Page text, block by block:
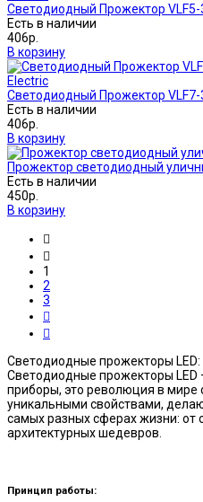
Светодиодный Прожектор
Есть в наличии
406р.
В корзину
Светодиодный Прожектор
Есть в наличии
406р.
В корзину
Прожектор светодиодный
Есть в наличии
450р.
В корзину
1
2
3
Светодиодные прожекторы
Светодиодные прожекторы LED
приборы, это революция в
уникальными свойствами,
самых разных сферах жизни: от
архитектурных шедевров.
Принцип работы: